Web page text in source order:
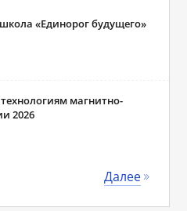
«Единорог будущего»
магнитно-
2026
Далее